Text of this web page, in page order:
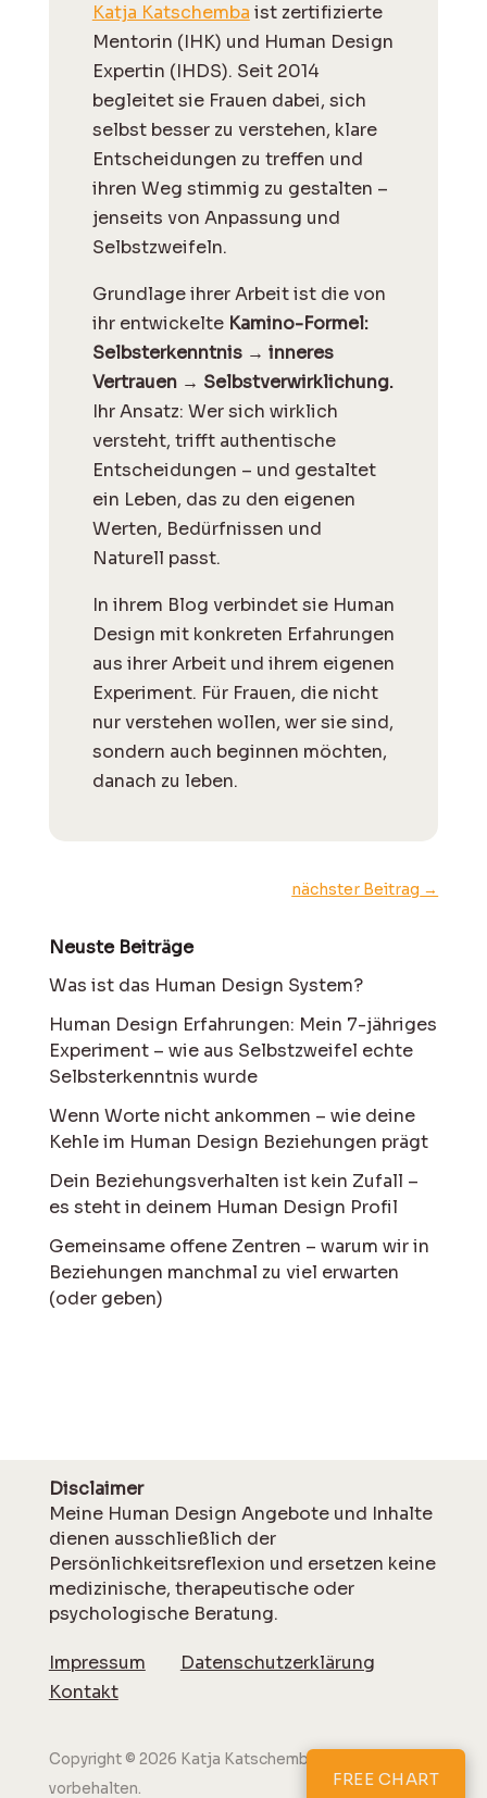
Katja Katschemba ist zertifizierte
Mentorin (IHK) und Human Design
Expertin (IHDS). Seit 2014
begleitet sie Frauen dabei, sich
selbst besser zu verstehen, klare
Entscheidungen zu treffen und
ihren Weg stimmig zu gestalten –
jenseits von Anpassung und
Selbstzweifeln.
Grundlage ihrer Arbeit ist die von
ihr entwickelte Kamino-Formel:
Selbsterkenntnis → inneres
Vertrauen → Selbstverwirklichung.
Ihr Ansatz: Wer sich wirklich
versteht, trifft authentische
Entscheidungen – und gestaltet
ein Leben, das zu den eigenen
Werten, Bedürfnissen und
Naturell passt.
In ihrem Blog verbindet sie Human
Design mit konkreten Erfahrungen
aus ihrer Arbeit und ihrem eigenen
Experiment. Für Frauen, die nicht
nur verstehen wollen, wer sie sind,
sondern auch beginnen möchten,
danach zu leben.
nächster Beitrag →
Neuste Beiträge
Was ist das Human Design System?
Human Design Erfahrungen: Mein 7-jähriges
Experiment – wie aus Selbstzweifel echte
Selbsterkenntnis wurde
Wenn Worte nicht ankommen – wie deine
Kehle im Human Design Beziehungen prägt
Dein Beziehungsverhalten ist kein Zufall –
es steht in deinem Human Design Profil
Gemeinsame offene Zentren – warum wir in
Beziehungen manchmal zu viel erwarten
(oder geben)
Disclaimer
Meine Human Design Angebote und Inhalte
dienen ausschließlich der
Persönlichkeitsreflexion und ersetzen keine
medizinische, therapeutische oder
psychologische Beratung.
Impressum
Datenschutzerklärung
Kontakt
Copyright © 2026 Katja Katschemba. Alle Rechte
vorbehalten.
FREE CHART